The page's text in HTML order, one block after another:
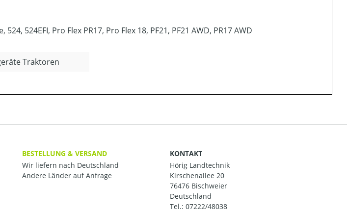
524EFI, Pro Flex PR17, Pro Flex 18, PF21, PF21 AWD, PR17 AWD
Traktoren
BESTELLUNG & VERSAND
Wir liefern nach Deutschland
Andere Länder auf Anfrage
KONTAKT
Hörig Landtechnik
Kirschenallee 20
76476 Bischweier
Deutschland
Tel.: 07222/48038